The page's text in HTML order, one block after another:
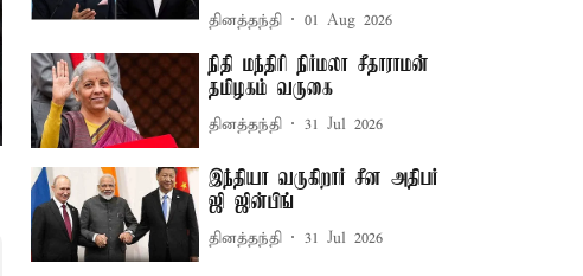
தினத்தந்தி 01 Aug 2026
நிதி மந்திரி நிர்மலா சீதாராமன்
தமிழகம் வருகை
தினத்தந்தி 31 Jul 2026
இந்தியா வருகிறார் சீன அதிபர்
ஜி ஜின்பிங்
தினத்தந்தி 31 Jul 2026